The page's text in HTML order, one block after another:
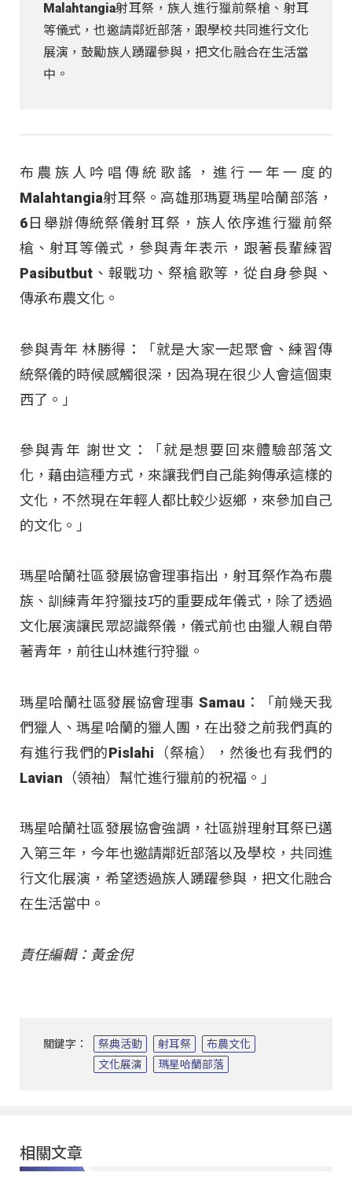
Malahtangia射耳祭，族人進行獵前祭槍、射耳
等儀式，也邀請鄰近部落，跟學校共同進行文化
展演，鼓勵族人踴躍參與，把文化融合在生活當
中。
布農族人吟唱傳統歌謠，進行一年一度的
Malahtangia射耳祭。高雄那瑪夏瑪星哈蘭部落，
6日舉辦傳統祭儀射耳祭，族人依序進行獵前祭
槍、射耳等儀式，參與青年表示，跟著長輩練習
Pasibutbut、報戰功、祭槍歌等，從自身參與、
傳承布農文化。
參與青年 林勝得：「就是大家一起聚會、練習傳
統祭儀的時候感觸很深，因為現在很少人會這個東
西了。」
參與青年 謝世文：「就是想要回來體驗部落文
化，藉由這種方式，來讓我們自己能夠傳承這樣的
文化，不然現在年輕人都比較少返鄉，來參加自己
的文化。」
瑪星哈蘭社區發展協會理事指出，射耳祭作為布農
族、訓練青年狩獵技巧的重要成年儀式，除了透過
文化展演讓民眾認識祭儀，儀式前也由獵人親自帶
著青年，前往山林進行狩獵。
瑪星哈蘭社區發展協會理事 Samau：「前幾天我
們獵人、瑪星哈蘭的獵人團，在出發之前我們真的
有進行我們的Pislahi（祭槍），然後也有我們的
Lavian（領袖）幫忙進行獵前的祝福。」
瑪星哈蘭社區發展協會強調，社區辦理射耳祭已邁
入第三年，今年也邀請鄰近部落以及學校，共同進
行文化展演，希望透過族人踴躍參與，把文化融合
在生活當中。
責任編輯：黃金倪
關鍵字： 祭典活動 射耳祭
布農文化
文化展演
瑪星哈蘭部落
相關文章